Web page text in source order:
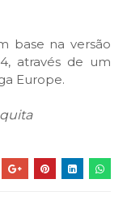
base na versão
através de um
Europe.